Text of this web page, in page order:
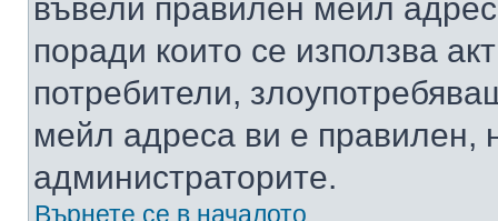
въвели правилен мейл
поради които се използва
потребители,
мейл адреса ви е правилен,
администраторите.
Върнете се в началото